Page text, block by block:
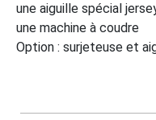
une aiguille spécial
une machine à coudre
Option : surjeteuse et